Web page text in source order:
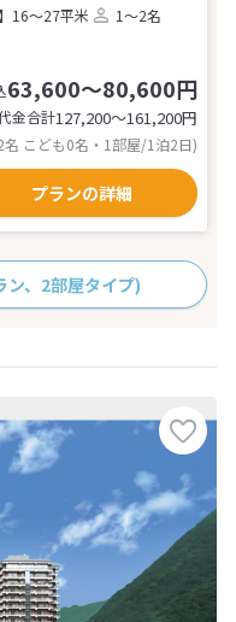
】16～27平米
1～2名
63,600～80,600円
金合計127,200〜161,200円
名 こども0名・1部屋/1泊2日)
プランの詳細
ン、2部屋タイプ)